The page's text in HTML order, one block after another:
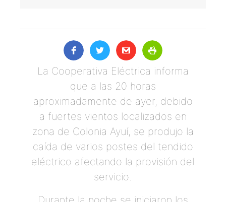
La Cooperativa Eléctrica informa
que a las 20 horas
aproximadamente de ayer, debido
a fuertes vientos localizados en
zona de Colonia Ayuí, se produjo la
caída de varios postes del tendido
eléctrico afectando la provisión del
servicio.